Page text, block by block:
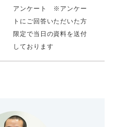
アンケート ※アンケー
トにご回答いただいた方
限定で当日の資料を送付
しております